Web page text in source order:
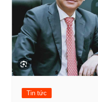
Tin tức